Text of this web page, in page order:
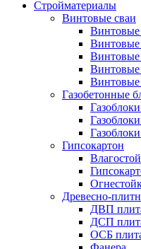
Стройматериалы
Винтовые сваи
Винтовые
Винтовые
Винтовые
Винтовые
Винтовые
Газобетонные
Гипсокартон
Древесно-
ДВП
ДСП
ОСБ